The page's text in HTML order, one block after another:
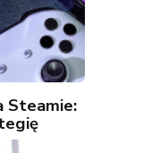
Steamie: